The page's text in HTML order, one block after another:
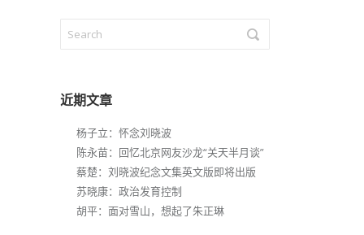
近期文章
杨子立：怀念刘晓波
陈永苗：回忆北京网友沙龙“关天半月谈”
蔡楚：刘晓波纪念文集英文版即将出版
苏晓康：政治发育控制
胡平：面对雪山，想起了朱正琳